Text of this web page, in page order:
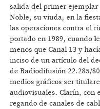
salida del primer
Noble, su viuda, en la
las operaciones contra el
portado en 1989, cuando
menos que Canal 13 y
inciso de un artículo del
de Radiodifusión 22.285/
medios gráficos ser
audiovisuales. Clarín, con
regando de canales de